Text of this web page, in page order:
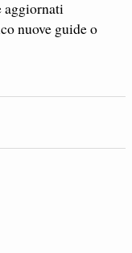
aggiornati
nuove guide o